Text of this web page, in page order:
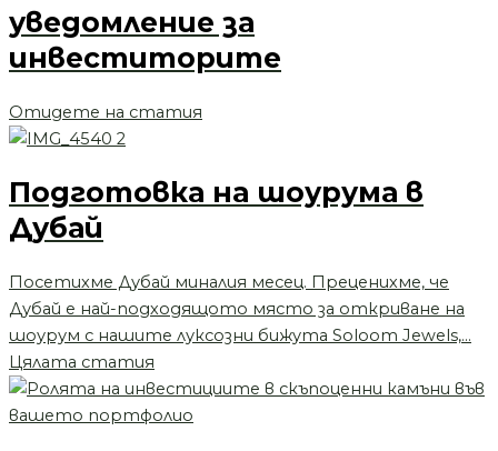
уведомление за
инвеститорите
Отидете на статия
Подготовка на шоурума в
Дубай
Посетихме Дубай миналия месец. Преценихме, че
Дубай е най-подходящото място за откриване на
шоурум с нашите луксозни бижута Soloom Jewels,...
Цялата статия